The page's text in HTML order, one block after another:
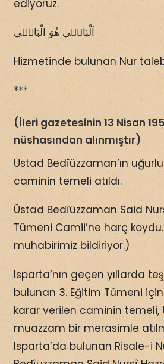
ediyoruz.
اَلْبَاقٖى هُوَ الْبَاقٖى
Hizmetinde bulunan Nur
***
(İleri gazetesinin 13 Nisan
nüshasından alınmıştır)
Üstad Bedîüzzaman’ın
caminin temeli atıldı.
Üstad Bedîüzzaman Said
Tümeni Camii’ne harç
muhabirimiz bildiriyor.)
Isparta’nın geçen yıllarda
bulunan 3. Eğitim Tümeni için
karar verilen caminin temeli,
muazzam bir merasimle
Isparta’da bulunan Risale-i